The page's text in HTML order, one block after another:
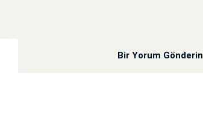
Bir Yorum Gönderin